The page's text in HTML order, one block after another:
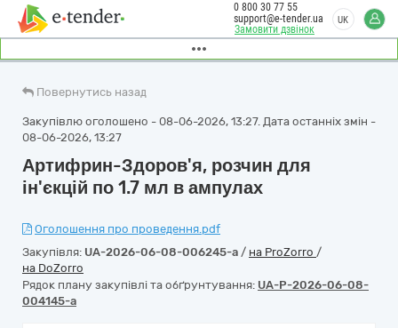
Замовити дзвінок
0 800 30 77 55
support@e-tender.ua
UK
Повернутись назад
Закупівлю оголошено - 08-06-2026, 13:27. Дата останніх змін -
08-06-2026, 13:27
Артифрин-Здоров'я, розчин для
ін'єкцій по 1.7 мл в ампулах
Оголошення про проведення.pdf
Закупівля: UA-2026-06-08-006245-a / на ProZorro /
на DoZorro
Рядок плану закупівлі та обґрунтування: UA-P-2026-06-08-
004145-a